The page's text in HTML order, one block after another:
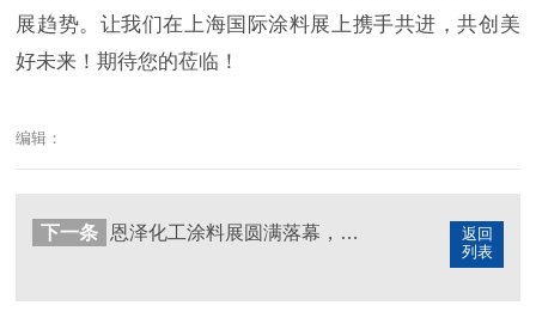
展趋势。让我们在上海国际涂料展上携手共进，共创美
好未来！期待您的莅临！
编辑：
返回
列表
下一条 恩泽化工涂料展圆满落幕，携手客户共创行业新篇章